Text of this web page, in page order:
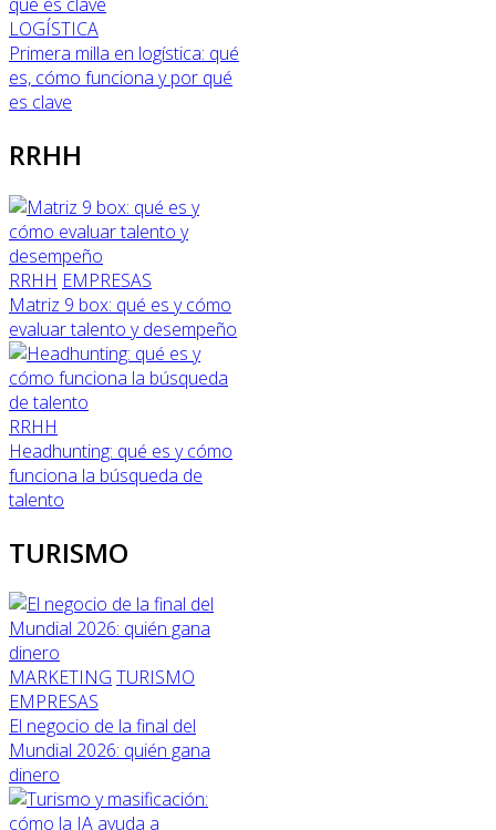
LOGÍSTICA
Primera milla en logística: qué
es, cómo funciona y por qué
es clave
RRHH
RRHH EMPRESAS
Matriz 9 box: qué es y cómo
evaluar talento y desempeño
RRHH
Headhunting: qué es y cómo
funciona la búsqueda de
talento
TURISMO
MARKETING TURISMO
EMPRESAS
El negocio de la final del
Mundial 2026: quién gana
dinero